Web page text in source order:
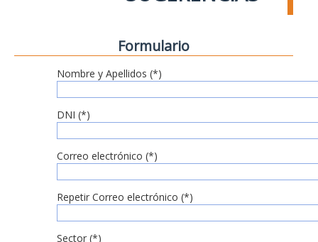
Formulario
Nombre y Apellidos (*)
DNI (*)
Correo electrónico (*)
Repetir Correo electrónico (*)
Sector (*)